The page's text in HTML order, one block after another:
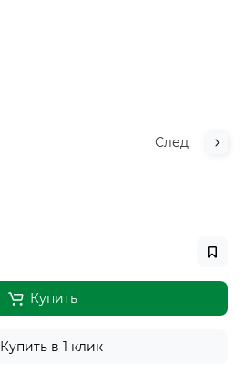
След.
Купить
Купить в 1 клик